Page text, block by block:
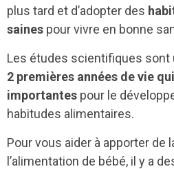
plus tard et d’adopter des
saines pour vivre en bonne
Les études scientifiques sont
2 premières années de vie
importantes pour le
habitudes alimentaires.
Pour vous aider à apporter de
l’alimentation de bébé, il y a